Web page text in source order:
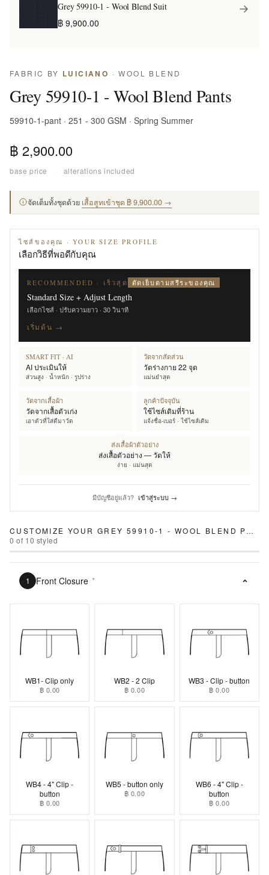
Grey 59910-1 - Wool Blend Suit
฿ 9,900.00
FABRIC BY LUICIANO · WOOL BLEND
Grey 59910-1 - Wool Blend Pants
59910-1-pant · 251 - 300 GSM · Spring Summer
฿ 2,900.00
base price · alterations included
จัดเต็มทั้งชุดด้วย เสื้อสูทเข้าชุด ฿ 9,900.00 →
ไซส์ของคุณ · YOUR SIZE PROFILE
เลือกวิธีที่พอดีกับคุณ
RECOMMENDED · เร็วสุด ตัดเย็บตามสรีระของคุณ
Standard Size + Adjust Length
เลือกไซส์ · ปรับความยาว · 30 วินาที
เริ่มต้น →
SMART FIT · AI
AI ประเมินให้
ส่วนสูง · น้ำหนัก · รูปร่าง
วัดจากสัดส่วน
วัดร่างกาย 22 จุด
แม่นยำสุด
วัดจากเสื้อผ้า
วัดจากเสื้อตัวเก่ง
เอาตัวที่ใส่ดีมาวัด
ลูกค้าปัจจุบัน
ใช้ไซส์เดิมที่ร้าน
แจ้งชื่อ-เบอร์ · ใช้ไซส์เดิม
ส่งเสื้อผ้าตัวอย่าง
ส่งเสื้อตัวอย่าง — วัดให้
ง่าย · แม่นสุด
มีบัญชีอยู่แล้ว? เข้าสู่ระบบ →
CUSTOMIZE YOUR GREY 59910-1 - WOOL BLEND PANTS
0 of 10 styled
1 Front Closure *
WB1- Clip only
฿ 0.00
WB2 - 2 Clip
฿ 0.00
WB3 - Clip - button
฿ 0.00
WB4 - 4" Clip -
button
฿ 0.00
WB5 - button only
฿ 0.00
WB6 - 4" Clip -
button
฿ 0.00